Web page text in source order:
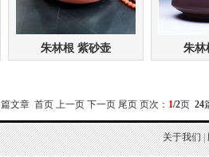
朱林根 紫砂壶 朱林
篇文章 首页 上一页下一页 尾页 页次： 1/2页24
关于我们|